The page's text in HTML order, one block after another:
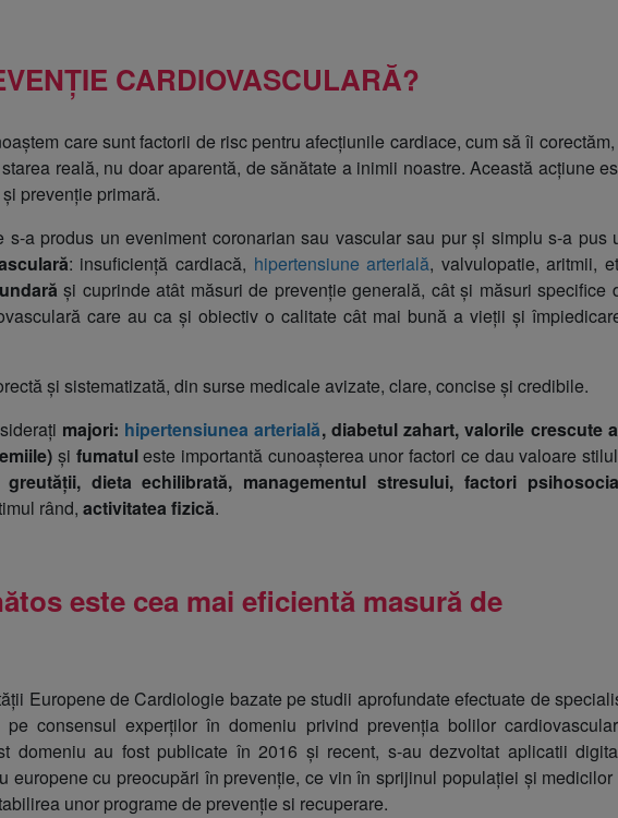
CARDIOVASCULARĂ?
care sunt factorii de risc pentru afecțiunile cardiace, cum să îi
reală, nu doar aparentă, de sănătate a inimii noastre. Această acțiune
prevenție primară.
s-a produs un eveniment coronarian sau vascular sau pur și simplu s-a pus
: insuficiență cardiacă, hipertensiune arterială, valvulopatie, aritmii,
și cuprinde atât măsuri de prevenție generală, cât și măsuri specifice
care au ca și obiectiv o calitate cât mai bună a vieții și
și sistematizată, din surse medicale avizate, clare, concise și credibile.
majori: hipertensiunea arterială, diabetul zahart, valorile crescute
și fumatuleste importantă cunoașterea unor factori ce dau valoare
dieta echilibrată, managementul stresului, factori
rând, activitatea fizică.
este cea mai eficientă masură de
Europene de Cardiologie bazate pe studii aprofundate efectuate de
consensul experților în domeniu privind prevenția bolilor
domeniu au fost publicate în 2016 și recent, s-au dezvoltat aplicatii
europene cu preocupări în prevenție, ce vin în sprijinul populației și medicilor
unor programe de prevenție si recuperare.